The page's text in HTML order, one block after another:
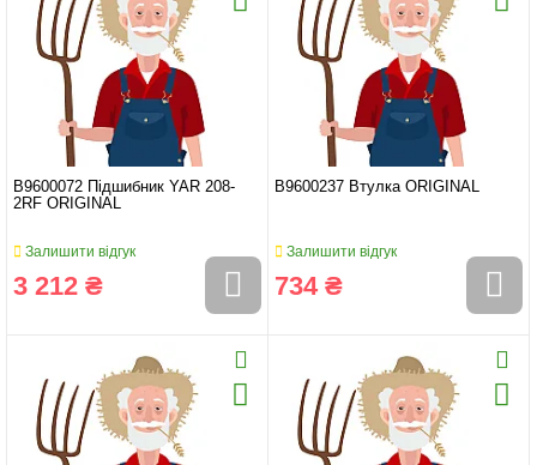
B9600072 Підшибник YAR 208-
2RF ORIGINAL
Залишити відгук
3 212 ₴
B9600237 Втулка ORIGINAL
Залишити відгук
734 ₴